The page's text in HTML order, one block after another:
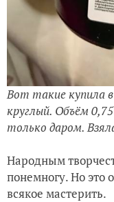
Вот такие купила
круглый. Объём
только даром.
Народным
понемногу. Но это
всякое мастерить.